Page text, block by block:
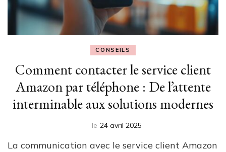
CONSEILS
Comment contacter le service client
Amazon par téléphone : De l’attente
interminable aux solutions modernes
le 24 avril 2025
La communication avec le service client Amazon